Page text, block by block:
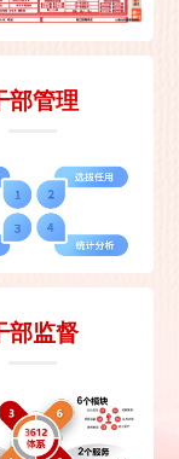
部管理
部监督